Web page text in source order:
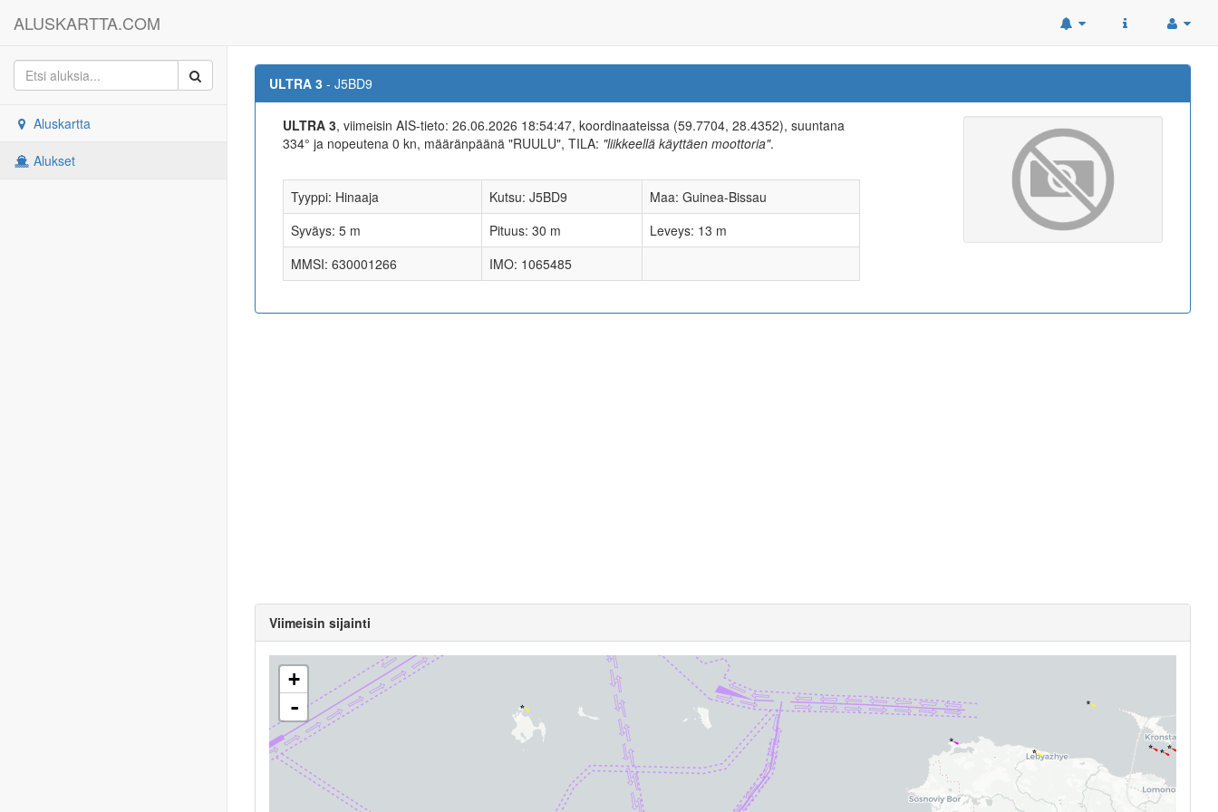
ALUSKARTTA.COM
Aluskartta
Alukset
ULTRA 3 - J5BD9
ULTRA 3, viimeisin AIS-tieto: 26.06.2026 18:54:47, koordinaateissa (59.7704, 28.4352), suuntana
334° ja nopeutena 0 kn, määränpäänä "RUULU", TILA: "liikkeellä käyttäen moottoria".
Tyyppi: Hinaaja Kutsu: J5BD9
Maa: Guinea-Bissau
Syväys: 5 m
Pituus: 30 m
Leveys: 13 m
MMSI: 630001266
IMO: 1065485
Viimeisin sijainti
+
-